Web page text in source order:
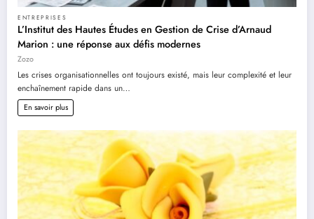
ENTREPRISES
L’Institut des Hautes Études en Gestion de Crise d’Arnaud
Marion : une réponse aux défis modernes
Zozo
Les crises organisationnelles ont toujours existé, mais leur complexité et leur
enchaînement rapide dans un…
En savoir plus